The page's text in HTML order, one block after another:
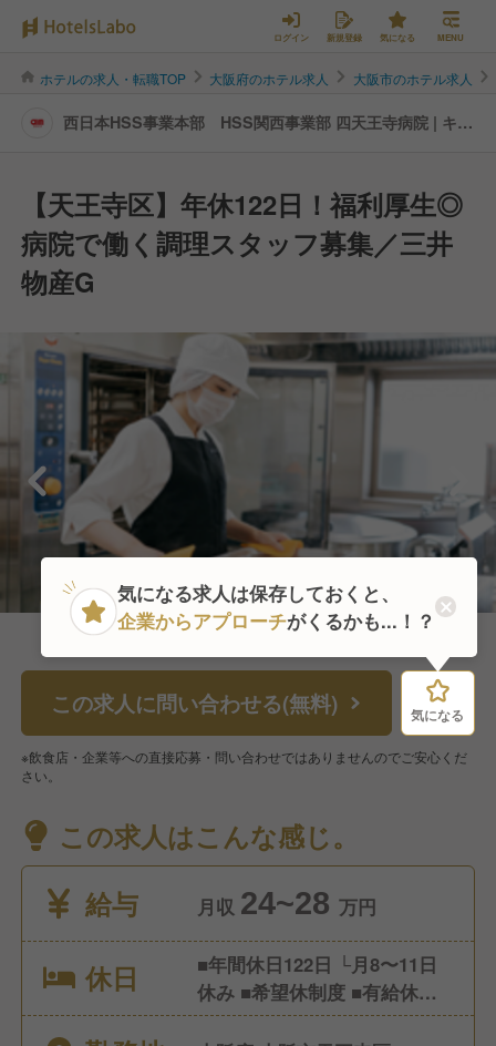
ログイン 新規登録 気になる MENU
ホテルの求人・転職TOP 大阪府のホテル求人 大阪市のホテル求人
西日本HSS事業本部 HSS関西事業部 四天王寺病院 | キッ
【天王寺区】年休122日！福利厚生◎
病院で働く調理スタッフ募集／三井
物産G
この求人に問い合わせる(無料) 気になる
※飲食店・企業等への直接応募・問い合わせではありませんのでご安心くだ
さい。
この求人はこんな感じ。
給与
月収 24~28 万円
休日
■年間休日122日 └月8〜11日
休み ■希望休制度 ■有給休暇
(社内規定有) ■特別休暇(慶
気になる
気になる求人は保存しておくと、
企業からアプローチがくるかも...！？